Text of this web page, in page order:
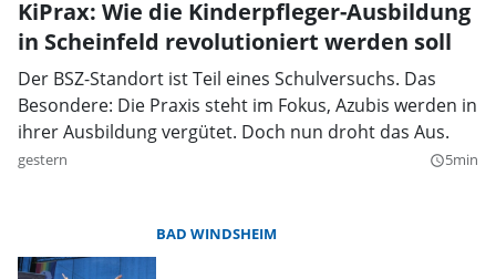
KiPrax: Wie die Kinderpfleger-Ausbildung
in Scheinfeld revolutioniert werden soll
Der BSZ-Standort ist Teil eines Schulversuchs. Das
Besondere: Die Praxis steht im Fokus, Azubis werden in
ihrer Ausbildung vergütet. Doch nun droht das Aus.
gestern query_builder5min
BAD WINDSHEIM